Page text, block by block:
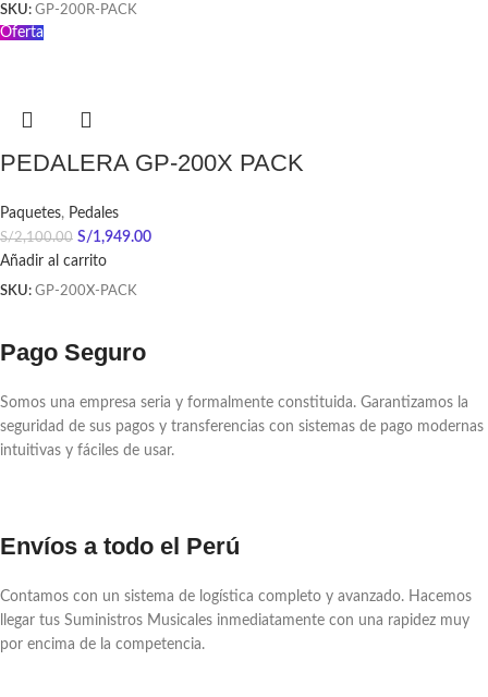
SKU: GP-200R-PACK
Oferta
PEDALERA GP-200X PACK
Paquetes, Pedales
S/2,100.00 S/1,949.00
Añadir al carrito
SKU: GP-200X-PACK
Pago Seguro
Somos una empresa seria y formalmente constituida. Garantizamos la
seguridad de sus pagos y transferencias con sistemas de pago modernas
intuitivas y fáciles de usar.
Envíos a todo el Perú
Contamos con un sistema de logística completo y avanzado. Hacemos
llegar tus Suministros Musicales inmediatamente con una rapidez muy
por encima de la competencia.